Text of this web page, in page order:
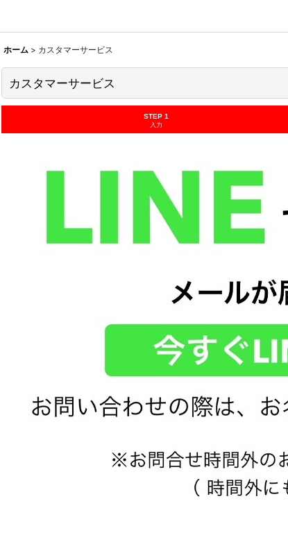
ホーム > カスタマーサービス
カスタマーサービス
STEP 1
入力